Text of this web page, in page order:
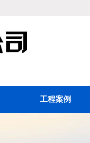
工程案例